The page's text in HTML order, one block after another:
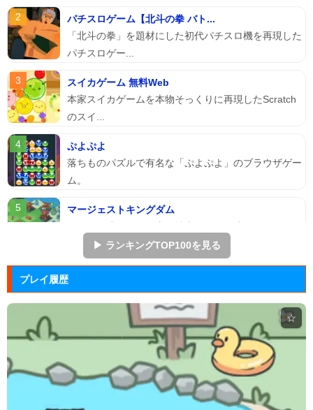
パチスロゲーム【北斗の拳 バト...
「北斗の拳」を題材にした初代パチスロ機を再現した
パチスロゲー...
スイカゲーム 無料Web
本家スイカゲームを本物そっくりに再現したScratch
のスイ...
ぷよぷよ
落ちものパズルで有名な「ぷよぷよ」のブラウザゲー
ム。
マージェストキングダム
王国を再建すべく領土を拡大していく建国シミュレー
ションゲーム...
ズーキーパー2
動物たちを3匹以上にして捕まえていくパズルゲー
ム。
Mole Kingdom De...
モグラ王国のヒーローたちがチームで敵の侵攻を食い
止める防衛ゲ...
▶ ランキングTOP100を見る
プレイ履歴
☆